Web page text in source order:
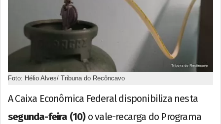
Foto: Hélio Alves/ Tribuna do Recôncavo
A Caixa Econômica Federal disponibiliza nesta
segunda-feira (10)o vale-recarga do Programa